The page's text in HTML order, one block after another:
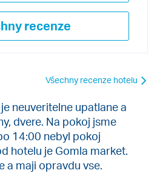
recenze
Všechny recenze hotelu
neuveritelne upatlane a
dvere. Na pokoj jsme
14:00 nebyl pokoj
hotelu je Gomla market.
a maji opravdu vse.